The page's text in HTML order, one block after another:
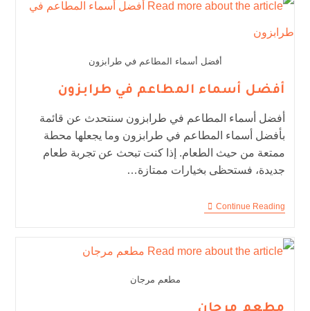
أفضل أسماء المطاعم في طرابزون
أفضل أسماء المطاعم في طرابزون
أفضل أسماء المطاعم في طرابزون سنتحدث عن قائمة
بأفضل أسماء المطاعم في طرابزون وما يجعلها محطة
ممتعة من حيث الطعام. إذا كنت تبحث عن تجربة طعام
جديدة، فستحظى بخيارات ممتازة…
Continue Reading
مطعم مرجان